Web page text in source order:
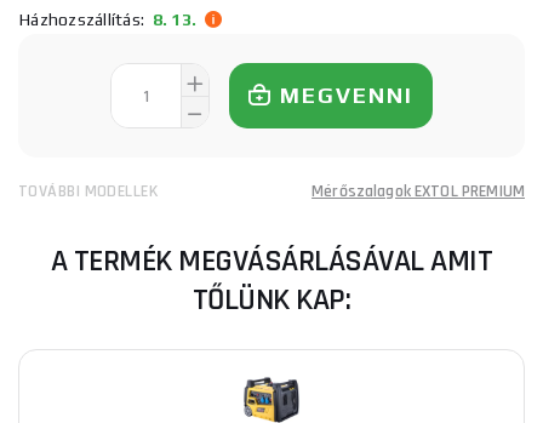
Házhozszállítás: 8. 13.
MEGVENNI
TOVÁBBI MODELLEK Mérőszalagok EXTOL PREMIUM
A TERMÉK MEGVÁSÁRLÁSÁVAL AMIT
TŐLÜNK KAP: